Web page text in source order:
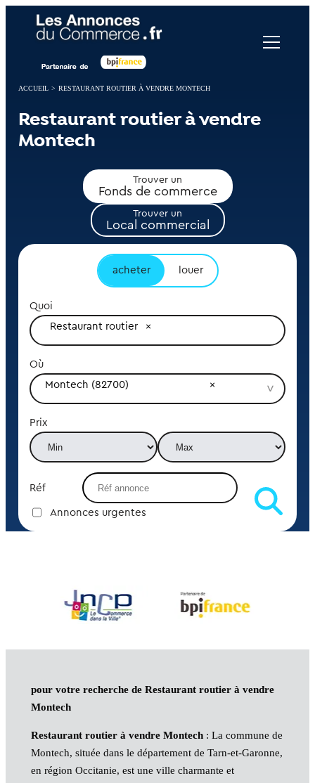
ACCUEIL > RESTAURANT ROUTIER À VENDRE MONTECH
Restaurant routier à vendre
Montech
Trouver un
Fonds de commerce
Trouver un
Local commercial
acheter louer
Quoi
Restaurant routier
Où
Montech (82700)
Prix
Réf
Annonces urgentes
pour votre recherche de Restaurant routier à vendre
Montech
Restaurant routier à vendre Montech: La commune de
Montech, située dans le département de Tarn-et-Garonne,
en région Occitanie, est une ville charmante et
Panneau de gestion des cookies